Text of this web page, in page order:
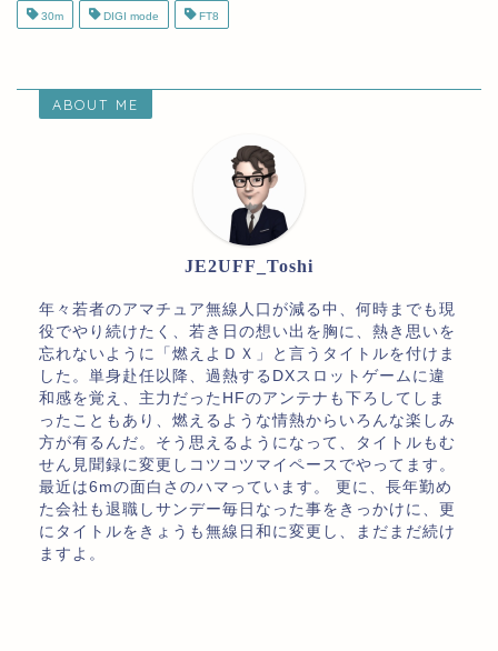
30m DIGI mode FT8
ABOUT ME
JE2UFF_Toshi
年々若者のアマチュア無線人口が減る中、何時までも現
役でやり続けたく、若き日の想い出を胸に、熱き思いを
忘れないように「燃えよＤＸ」と言うタイトルを付けま
した。単身赴任以降、過熱するDXスロットゲームに違
和感を覚え、主力だったHFのアンテナも下ろしてしま
ったこともあり、燃えるような情熱からいろんな楽しみ
方が有るんだ。そう思えるようになって、タイトルもむ
せん見聞録に変更しコツコツマイペースでやってます。
最近は6mの面白さのハマっています。 更に、長年勤め
た会社も退職しサンデー毎日なった事をきっかけに、更
にタイトルをきょうも無線日和に変更し、まだまだ続け
ますよ。